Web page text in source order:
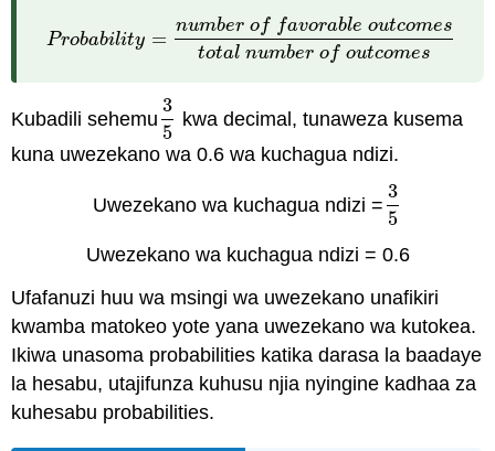
Probability =
number of favorable outcomes
total number of outcomes
Probability= nu mberoffavorableoutcomestotalnu
Kubadili sehemu
3
5
35 kwa decimal, tunaweza kusema
kuna uwezekano wa 0.6 wa kuchagua ndizi.
Uwezekano wa kuchagua ndizi =
3
5
35
Uwezekano wa kuchagua ndizi = 0.6
Ufafanuzi huu wa msingi wa uwezekano unafikiri
kwamba matokeo yote yana uwezekano wa kutokea.
Ikiwa unasoma probabilities katika darasa la baadaye
la hesabu, utajifunza kuhusu njia nyingine kadhaa za
kuhesabu probabilities.